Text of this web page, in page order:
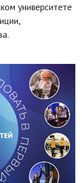
университете